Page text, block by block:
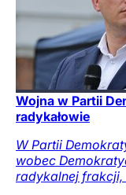
Wojna w Partii
radykałowie
W Partii
wobec
radykalnej frakcji,